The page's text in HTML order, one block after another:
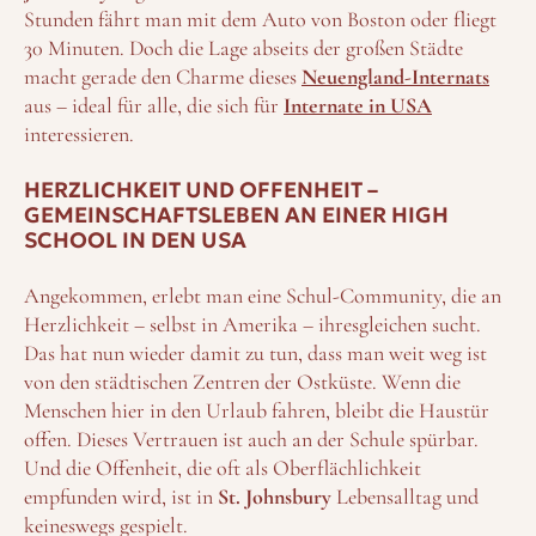
Stunden fährt man mit dem Auto von Boston oder fliegt
30 Minuten. Doch die Lage abseits der großen Städte
macht gerade den Charme diesesNeuengland-Internats
aus – ideal für alle, die sich für Internate in USA
interessieren.
HERZLICHKEIT UND OFFENHEIT –
GEMEINSCHAFTSLEBEN AN EINER HIGH
SCHOOL IN DEN USA
Angekommen, erlebt man eine Schul-Community, die an
Herzlichkeit – selbst in Amerika – ihresgleichen sucht.
Das hat nun wieder damit zu tun, dass man weit weg ist
von den städtischen Zentren der Ostküste. Wenn die
Menschen hier in den Urlaub fahren, bleibt die Haustür
offen. Dieses Vertrauen ist auch an der Schule spürbar.
Und die Offenheit, die oft als Oberflächlichkeit
empfunden wird, ist in St. Johnsbury Lebensalltag und
keineswegs gespielt.